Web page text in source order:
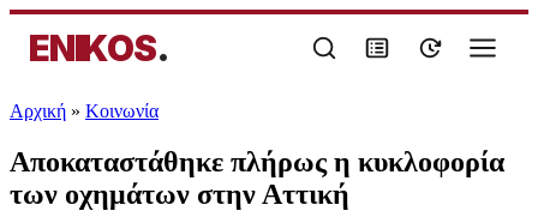
ENIKOS.
Αρχική » Κοινωνία
Αποκαταστάθηκε πλήρως η κυκλοφορία
των οχημάτων στην Αττική